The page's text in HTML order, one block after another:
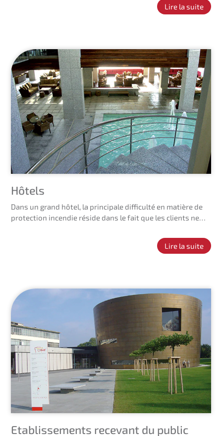
Lire la suite
Hôtels
Dans un grand hôtel, la principale difficulté en matière de
protection incendie réside dans le fait que les clients ne…
Lire la suite
Etablissements recevant du public